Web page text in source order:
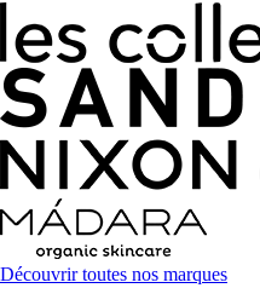
Découvrir toutes nos marques